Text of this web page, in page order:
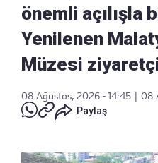
önemli açılışla
Yenilenen
Müzesi
08 Ağustos, 2026 - 14:45
08
Paylaş